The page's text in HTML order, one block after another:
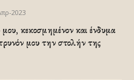
2023
κεκοσμημένον και ένδυμα
μου την στολήν της